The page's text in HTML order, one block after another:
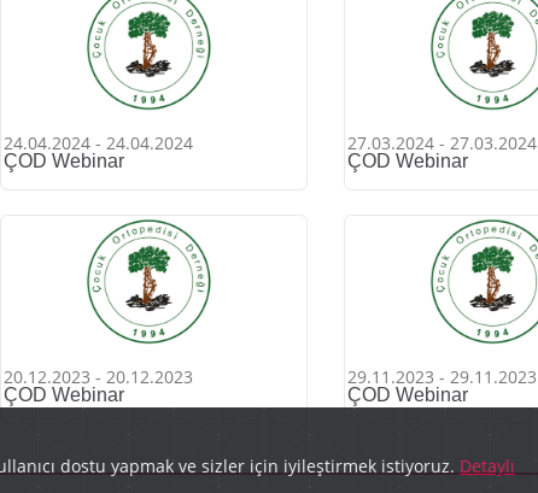
24.04.2024 - 24.04.2024
ÇOD Webinar
27.03.2024 - 27.03.2024
ÇOD Webinar
20.12.2023 - 20.12.2023
ÇOD Webinar
29.11.2023 - 29.11.2023
ÇOD Webinar
dostu yapmak ve sizler için iyileştirmek istiyoruz. Detaylı